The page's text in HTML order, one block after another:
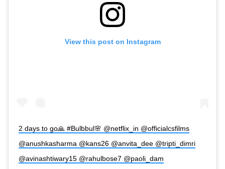
View this post on Instagram
2 days to go🙏 #Bulbbul🌸 @netflix_in @officialcsfilms
@anushkasharma @kans26 @anvita_dee @tripti_dimri
@avinashtiwary15 @rahulbose7 @paoli_dam